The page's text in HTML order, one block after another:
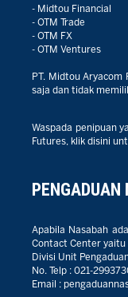
- Midtou Financial
- OTM Trade
- OTM FX
- OTM Ventures
PT. Midtou Aryacom
saja dan tidak
Waspada penipuan
Futures, klik disini
PENGADUAN
Apabila Nasabah
Contact Center yaitu
Divisi Unit
No. Telp : 021-
Email :